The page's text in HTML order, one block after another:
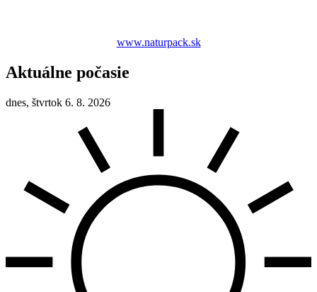
www.naturpack.sk
Aktuálne počasie
dnes, štvrtok 6. 8. 2026